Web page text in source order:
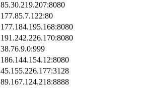
85.30.219.207:8080
177.85.7.122:80
177.184.195.168:8080
191.242.226.170:8080
38.76.9.0:999
186.144.154.12:8080
45.155.226.177:3128
89.167.124.218:8888